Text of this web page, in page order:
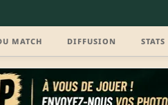
MATCH DIFFUSION STATS